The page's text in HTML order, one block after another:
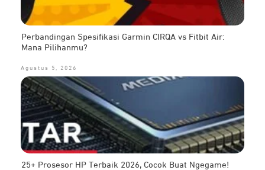
Perbandingan Spesifikasi Garmin CIRQA vs Fitbit Air:
Mana Pilihanmu?
Agustus 5, 2026
25+ Prosesor HP Terbaik 2026, Cocok Buat Ngegame!